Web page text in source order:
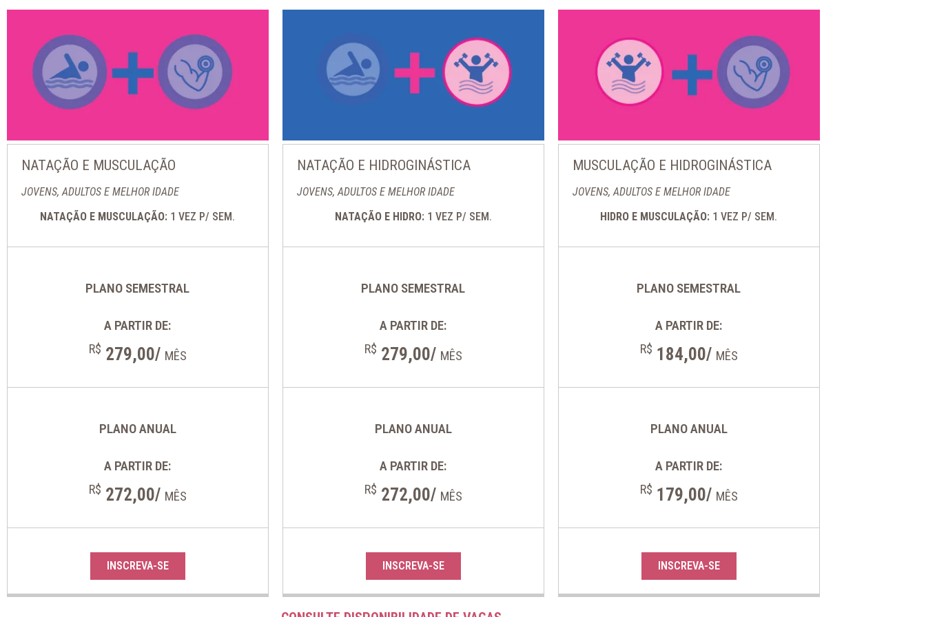
NATAÇÃO E MUSCULAÇÃO
JOVENS, ADULTOS E MELHOR IDADE
NATAÇÃO E MUSCULAÇÃO: 1 VEZ P/ SEM.
PLANO SEMESTRAL
A PARTIR DE:
R$ 279,00/ MÊS
PLANO ANUAL
A PARTIR DE:
R$ 272,00/ MÊS
INSCREVA-SE
NATAÇÃO E HIDROGINÁSTICA
JOVENS, ADULTOS E MELHOR IDADE
NATAÇÃO E HIDRO:1 VEZ P/ SEM.
PLANO SEMESTRAL
A PARTIR DE:
R$ 279,00/ MÊS
PLANO ANUAL
A PARTIR DE:
R$ 272,00/ MÊS
INSCREVA-SE
MUSCULAÇÃO E HIDROGINÁSTICA
JOVENS, ADULTOS E MELHOR IDADE
HIDRO E MUSCULAÇÃO: 1 VEZ P/ SEM.
PLANO SEMESTRAL
A PARTIR DE:
R$ 184,00/ MÊS
PLANO ANUAL
A PARTIR DE:
R$ 179,00/ MÊS
INSCREVA-SE